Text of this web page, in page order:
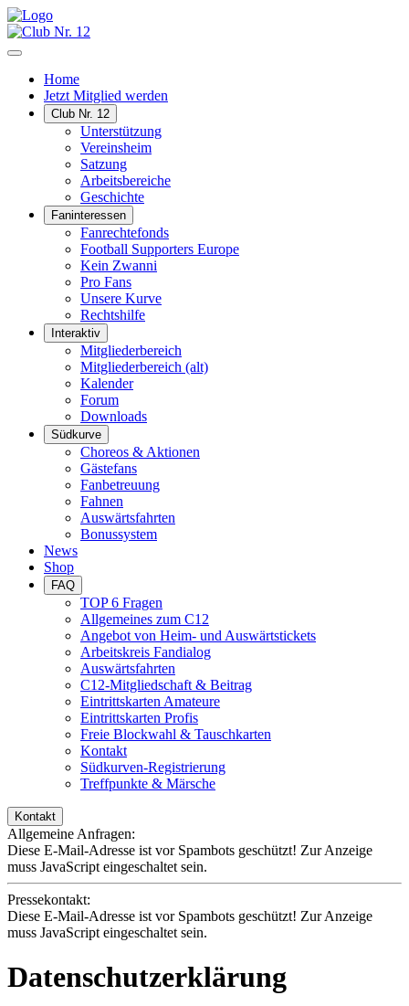
Home
Jetzt Mitglied werden
Club Nr. 12
Unterstützung
Vereinsheim
Satzung
Arbeitsbereiche
Geschichte
Faninteressen
Fanrechtefonds
Football Supporters Europe
Kein Zwanni
Pro Fans
Unsere Kurve
Rechtshilfe
Interaktiv
Mitgliederbereich
Mitgliederbereich (alt)
Kalender
Forum
Downloads
Südkurve
Choreos & Aktionen
Gästefans
Fanbetreuung
Fahnen
Auswärtsfahrten
Bonussystem
News
Shop
FAQ
TOP 6 Fragen
Allgemeines zum C12
Angebot von Heim- und Auswärtstickets
Arbeitskreis Fandialog
Auswärtsfahrten
C12-Mitgliedschaft & Beitrag
Eintrittskarten Amateure
Eintrittskarten Profis
Freie Blockwahl & Tauschkarten
Kontakt
Südkurven-Registrierung
Treffpunkte & Märsche
Kontakt
Allgemeine Anfragen:
Diese E-Mail-Adresse ist vor Spambots geschützt! Zur Anzeige
muss JavaScript eingeschaltet sein.
Pressekontakt:
Diese E-Mail-Adresse ist vor Spambots geschützt! Zur Anzeige
muss JavaScript eingeschaltet sein.
Datenschutzerklärung